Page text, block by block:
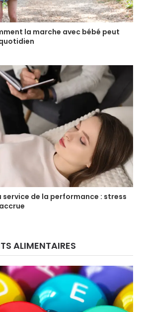
la marche avec bébé peut
service de la performance : stress
ALIMENTAIRES